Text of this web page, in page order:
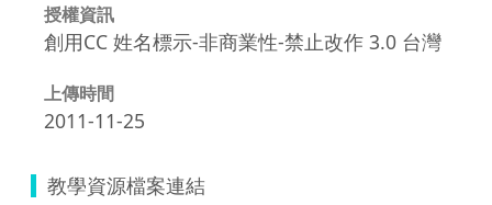
授權資訊
創用CC 姓名標示-非商業性-禁止改作 3.0 台灣
上傳時間
2011-11-25
教學資源檔案連結